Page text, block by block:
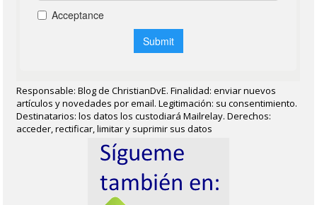
Responsable: Blog de ChristianDvE. Finalidad: enviar nuevos
artículos y novedades por email. Legitimación: su consentimiento.
Destinatarios: los datos los custodiará Mailrelay. Derechos:
acceder, rectificar, limitar y suprimir sus datos